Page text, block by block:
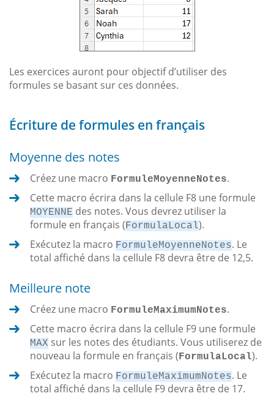
Les exercices auront pour objectif d’utiliser des
formules se basant sur ces données.
Écriture de formules en français
Moyenne des notes
Créez une macro FormuleMoyenneNotes.
Cette macro écrira dans la cellule F8 une formule
MOYENNE des notes. Vous devrez utiliser la
formule en français (FormulaLocal).
Exécutez la macro FormuleMoyenneNotes. Le
total affiché dans la cellule F8 devra être de 12,5.
Meilleure note
Créez une macro FormuleMaximumNotes.
Cette macro écrira dans la cellule F9 une formule
MAX sur les notes des étudiants. Vous utiliserez de
nouveau la formule en français (FormulaLocal).
Exécutez la macro FormuleMaximumNotes. Le
total affiché dans la cellule F9 devra être de 17.